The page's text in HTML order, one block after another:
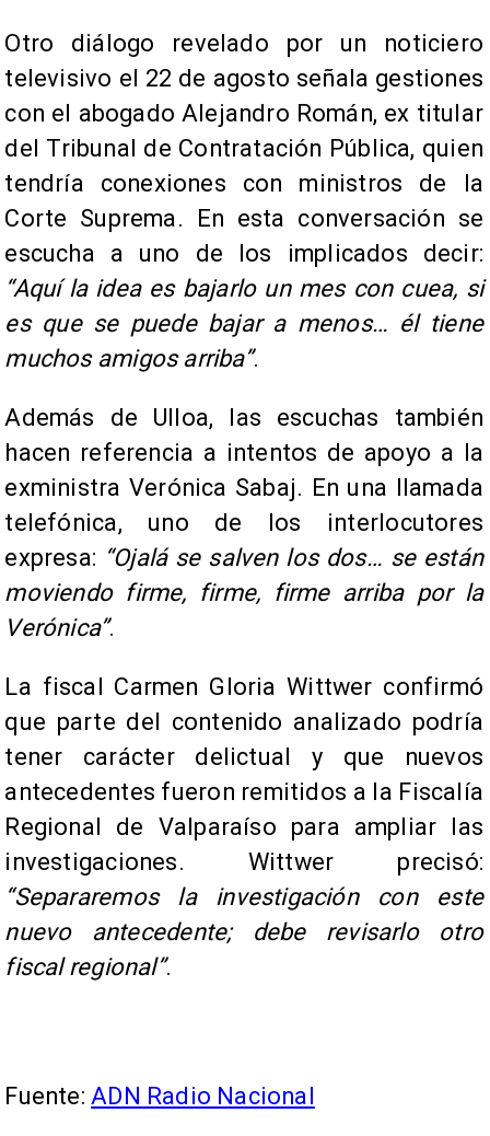
Otro diálogo revelado por un noticiero
televisivo el 22 de agosto señala gestiones
con el abogado Alejandro Román, ex titular
del Tribunal de Contratación Pública, quien
tendría conexiones con ministros de la
Corte Suprema. En esta conversación se
escucha a uno de los implicados decir:
“Aquí la idea es bajarlo un mes con cuea, si
es que se puede bajar a menos… él tiene
muchos amigos arriba”.
Además de Ulloa, las escuchas también
hacen referencia a intentos de apoyo a la
exministra Verónica Sabaj. En una llamada
telefónica, uno de los interlocutores
expresa: “Ojalá se salven los dos… se están
moviendo firme, firme, firme arriba por la
Verónica”.
La fiscal Carmen Gloria Wittwer confirmó
que parte del contenido analizado podría
tener carácter delictual y que nuevos
antecedentes fueron remitidos a la Fiscalía
Regional de Valparaíso para ampliar las
investigaciones. Wittwer precisó:
“Separaremos la investigación con este
nuevo antecedente; debe revisarlo otro
fiscal regional”.
Fuente:ADN Radio Nacional